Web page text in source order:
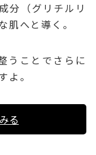
分（グリチルリ
へと導く。
うことでさらに
。
る